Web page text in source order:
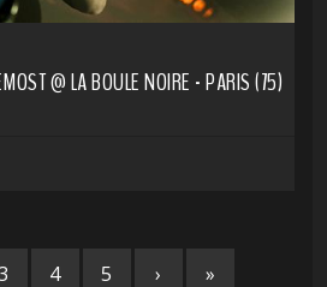
@ LA BOULE NOIRE - PARIS (75)
4 5 › »